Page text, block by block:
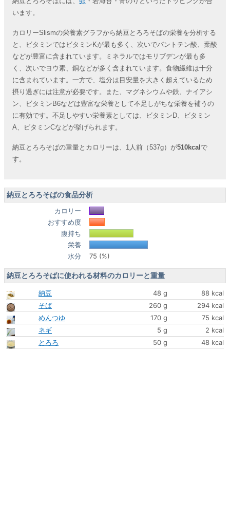
います。
カロリーSlismの栄養素グラフから納豆とろろそばの栄養を分析する
と、ビタミンではビタミンKが最も多く、次いでパントテン酸、葉酸
などが豊富に含まれています。ミネラルではモリブデンが最も多
く、次いでヨウ素、銅などが多く含まれています。食物繊維は十分
に含まれています。一方で、塩分は目安量を大きく超えているため
摂り過ぎには注意が必要です。また、マグネシウムや鉄、ナイアシ
ン、ビタミンB6などは豊富な栄養として不足しがちな栄養を補うの
に有効です。不足しやすい栄養素としては、ビタミンD、ビタミン
A、ビタミンCなどが挙げられます。
納豆とろろそばの重量とカロリーは、1人前（537g）が510kcal で
す。
納豆とろろそばの食品分析
カロリー
おすすめ度
腹持ち
栄養
水分
75 (%)
納豆とろろそばに使われる材料のカロリーと重量
納豆 48 g
88 kcal
そば
260 g
294 kcal
めんつゆ
170 g
75 kcal
ネギ
5 g
2 kcal
とろろ
50 g 48 kcal